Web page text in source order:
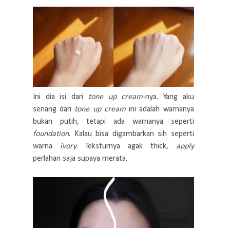
Ini dia isi dari tone up cream-nya. Yang aku
senang dari tone up creamini adalah warnanya
bukan putih, tetapi ada warnanya seperti
foundation. Kalau bisa digambarkan sih seperti
warna ivory. Teksturnya agak thick, apply
perlahan saja supaya merata.